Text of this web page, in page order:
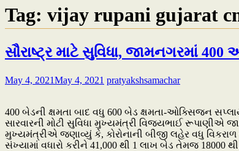
Tag: vijay rupani gujarat
સૌરાષ્ટ્ર માટે સુવિધા, જામનગરમાં
May 4, 2021May 4, 2021 pratyakshsamachar
400 બેડની ક્ષમતા બાદ વધુ 600 બેડ ક્ષમતા-ઓક્સિજન
સારવારની મોટી સુવિધા મુખ્યમંત્રી વિજયભાઈ રૂપાણીએ
મુખ્યમંત્રીએ જણાવ્યું કે, કોરોનાની બીજી લહેર વધુ
સંખ્યામાં વધારો કરીને 41,000 થી 1 લાખ બેડ તેમજ 18000